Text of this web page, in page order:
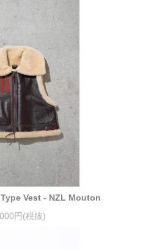
Vest - NZL Mouton
円(税抜)